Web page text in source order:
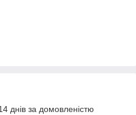
днів за домовленістю